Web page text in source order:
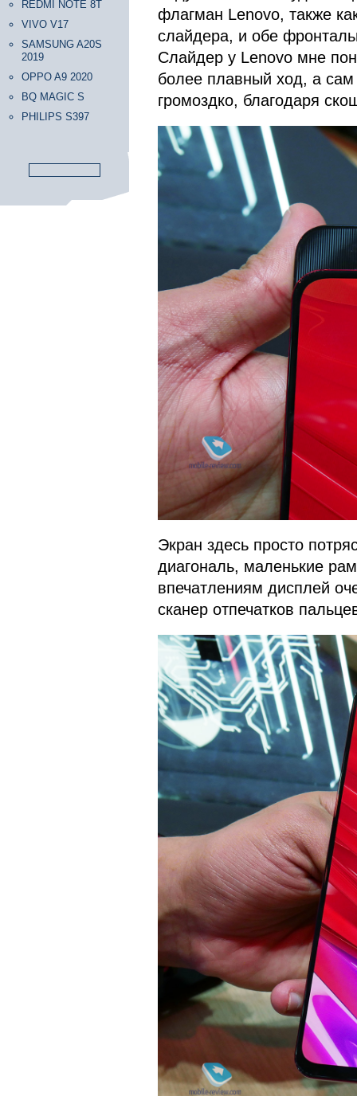
REDMI NOTE 8T
VIVO V17
SAMSUNG A20S
2019
OPPO A9 2020
BQ MAGIC S
PHILIPS S397
флагман Lenovo, также
слайдера, и обе
Слайдер у Lenovo мне
более плавный ход, а
громоздко, благодаря
Экран здесь просто
диагональ, маленькие
впечатлениям дисплей
сканер отпечатков